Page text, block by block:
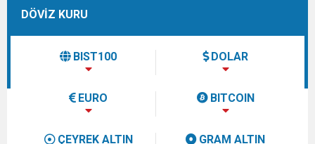
DÖVİZ KURU
BIST100 DOLAR
EURO BITCOIN
ÇEYREK ALTIN GRAM ALTIN